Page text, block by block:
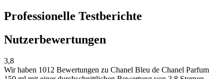
Professionelle Testberichte
Nutzerbewertungen
3,8
Wir haben 1012 Bewertungen zu Chanel Bleu de Chanel Parfum